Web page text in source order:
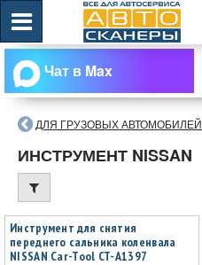
Чат в Max
ДЛЯ ГРУЗОВЫХ АВТОМОБИЛЕЙ
ИНСТРУМЕНТ NISSAN
Инструмент для снятия
переднего сальника коленвала
NISSAN Car-Tool CT-A1397